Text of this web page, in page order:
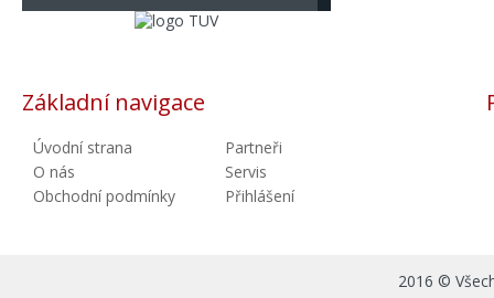
Základní navigace
Úvodní strana
O nás
Obchodní podmínky
Partneři
Servis
Přihlášení
2016 ©